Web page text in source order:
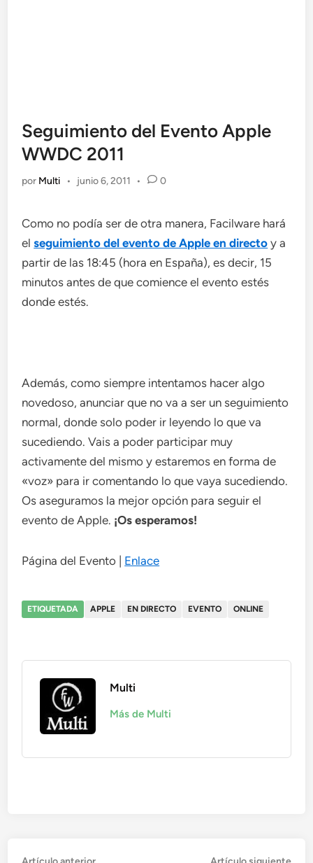
Seguimiento del Evento Apple
WWDC 2011
por Multi • junio 6, 2011 • 0
Como no podía ser de otra manera, Facilware hará
elseguimiento del evento de Apple en directo y a
partir de las 18:45 (hora en España), es decir, 15
minutos antes de que comience el evento estés
donde estés.
Además, como siempre intentamos hacer algo
novedoso, anunciar que no va a ser un seguimiento
normal, donde solo poder ir leyendo lo que va
sucediendo. Vais a poder participar muy
activamente del mismo y estaremos en forma de
«voz» para ir comentando lo que vaya sucediendo.
Os aseguramos la mejor opción para seguir el
evento de Apple. ¡Os esperamos!
Página del Evento | Enlace
ETIQUETADA APPLE EN DIRECTO EVENTO ONLINE
Multi
Más de Multi
Artículo